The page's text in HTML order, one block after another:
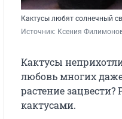
Кактусы любят солнечный
Источник: Ксения
Кактусы
любовь многих
растение зацвести?
кактусами.